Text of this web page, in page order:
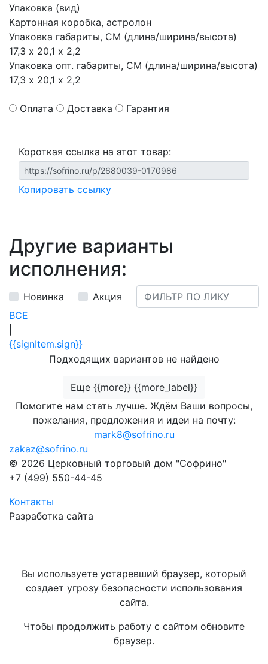
Упаковка (вид)
Картонная коробка, астролон
Упаковка габариты, СМ (длина/ширина/высота)
17,3 х 20,1 х 2,2
Упаковка опт. габариты, СМ (длина/ширина/высота)
17,3 х 20,1 х 2,2
Оплата Доставка Гарантия
Короткая ссылка на этот товар:
Копировать ссылку
Другие варианты
исполнения:
Новинка
Акция
ВСЕ
{{signItem.sign}}
Подходящих вариантов не найдено
Еще {{more}} {{more_label}}
Помогите нам стать лучше. Ждём Ваши вопросы,
пожелания, предложения и идеи на почту:
mark8@sofrino.ru
zakaz@sofrino.ru
© 2026 Церковный торговый дом "Софрино"
+7 (499) 550-44-45
Контакты
Разработка сайта
Вы используете устаревший браузер, который
создает угрозу безопасности использования
сайта.
Чтобы продолжить работу с сайтом обновите
браузер.